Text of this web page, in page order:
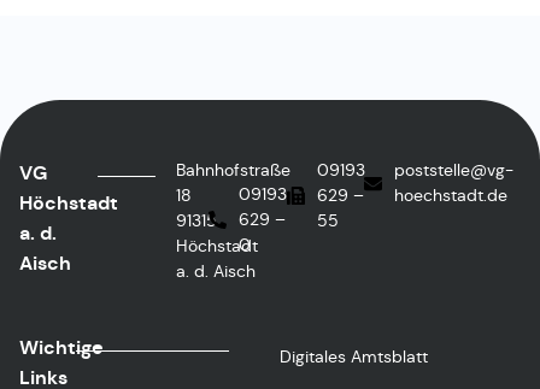
VG
Höchstadt
a. d.
Aisch
Bahnhofstraße
18
91315
Höchstadt
a. d. Aisch
09193
629 –
0
09193
629 –
55
poststelle@vg-
hoechstadt.de
Wichtige
Links
Digitales Amtsblatt